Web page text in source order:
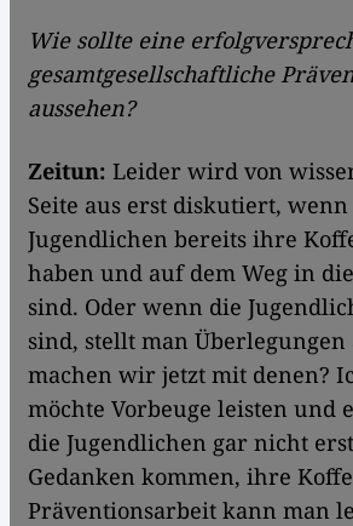
Wie sollte eine
gesamtgesellschaftliche
aussehen?
Zeitun: Leider wird von
Seite aus erst diskutiert, wenn
Jugendlichen bereits ihre
haben und auf dem Weg in
sind. Oder wenn die
sind, stellt man Überlegungen
machen wir jetzt mit denen?
möchte Vorbeuge leisten und
die Jugendlichen gar nicht
Gedanken kommen, ihre
Präventionsarbeit kann man